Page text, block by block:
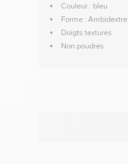
Couleur : bleu
Forme : Ambidextre
Doigts texturés
Non poudrés